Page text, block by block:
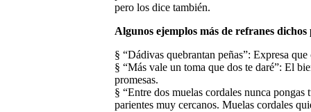
pero los dice también.
Algunos ejemplos más de refranes
§ “Dádivas quebrantan peñas”: Expresa
§ “Más vale un toma que dos te daré”: El
promesas.
§ “Entre dos muelas cordales nunca pongas
parientes muy cercanos. Muelas cordales